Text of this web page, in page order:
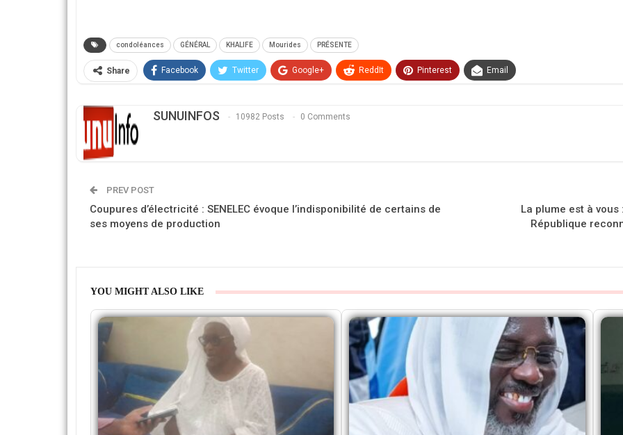
condoléances GÉNÉRAL KHALIFE Mourides PRÉSENTE
Share Facebook Twitter Google+ ReddIt Pinterest Email
SUNUINFOS 10982 Posts 0 Comments
PREV POST
Coupures d’électricité : SENELEC évoque l’indisponibilité de certains de
ses moyens de production
La plume est à vous
République
YOU MIGHT ALSO LIKE